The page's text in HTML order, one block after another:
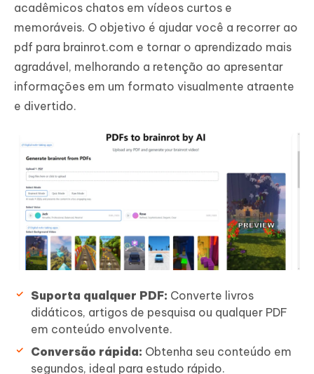
acadêmicos chatos em vídeos curtos e
memoráveis. O objetivo é ajudar você a recorrer ao
pdf para brainrot.com e tornar o aprendizado mais
agradável, melhorando a retenção ao apresentar
informações em um formato visualmente atraente
e divertido.
Suporta qualquer PDF: Converte livros
didáticos, artigos de pesquisa ou qualquer PDF
em conteúdo envolvente.
Conversão rápida: Obtenha seu conteúdo em
segundos, ideal para estudo rápido.